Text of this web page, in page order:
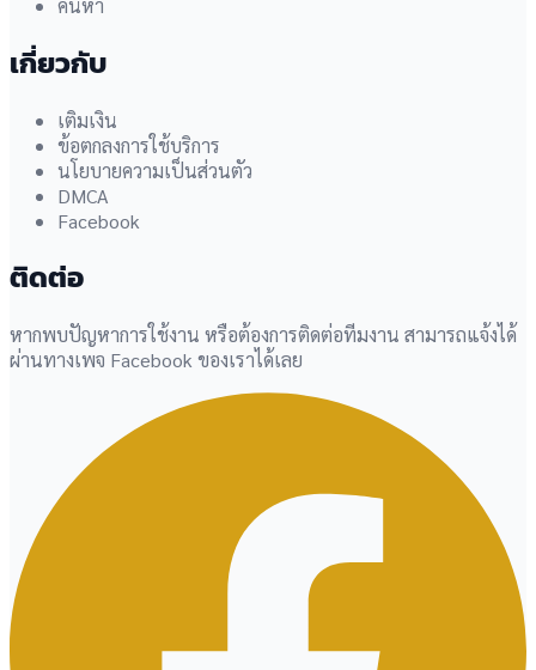
เกี่ยวกับ
เติมเงิน
ข้อตกลงการใช้บริการ
นโยบายความเป็นส่วนตัว
DMCA
Facebook
ติดต่อ
หากพบปัญหาการใช้งาน หรือต้องการติดต่อทีมงาน สามารถแจ้งได้
ผ่านทางเพจ Facebook ของเราได้เลย